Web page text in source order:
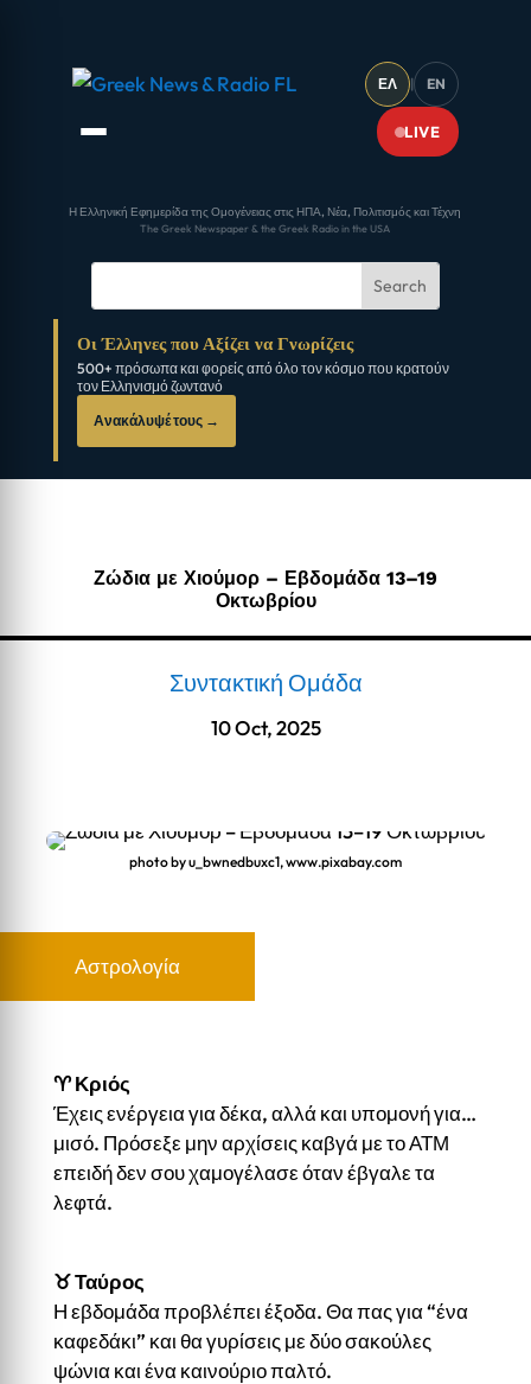
ΕΛ | EN
LIVE
Η Ελληνική Εφημερίδα της Ομογένειας στις ΗΠΑ, Νέα, Πολιτισμός και Τέχνη
The Greek Newspaper & the Greek Radio in the USA
Οι Έλληνες που Αξίζει να Γνωρίζεις
500+ πρόσωπα και φορείς από όλο τον κόσμο που κρατούν
τον Ελληνισμό ζωντανό
Ανακάλυψέ τους →
Ζώδια με Χιούμορ – Εβδομάδα 13–19
Οκτωβρίου
Συντακτική Ομάδα
10 Oct, 2025
photo by u_bwnedbuxc1, www.pixabay.com
Αστρολογία
♈ Κριός
Έχεις ενέργεια για δέκα, αλλά και υπομονή για…
μισό. Πρόσεξε μην αρχίσεις καβγά με το ΑΤΜ
επειδή δεν σου χαμογέλασε όταν έβγαλε τα
λεφτά.
♉Ταύρος
Η εβδομάδα προβλέπει έξοδα. Θα πας για “ένα
καφεδάκι” και θα γυρίσεις με δύο σακούλες
ψώνια και ένα καινούριο παλτό.